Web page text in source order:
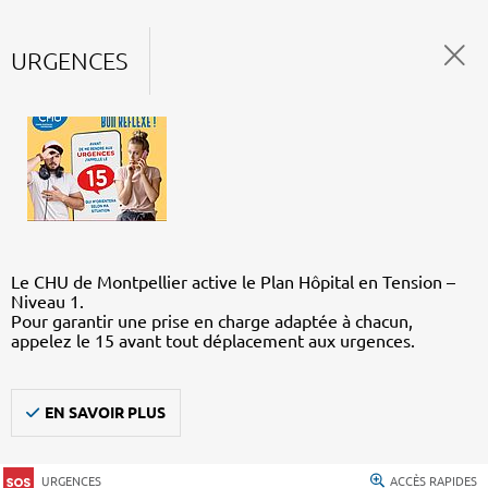
URGENCES
Le CHU de Montpellier active le Plan Hôpital en Tension –
Niveau 1.
Pour garantir une prise en charge adaptée à chacun,
appelez le 15 avant tout déplacement aux urgences.
EN SAVOIR PLUS
URGENCES ACCÈS RAPIDES